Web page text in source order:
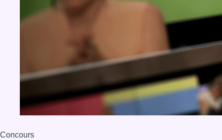
Concours